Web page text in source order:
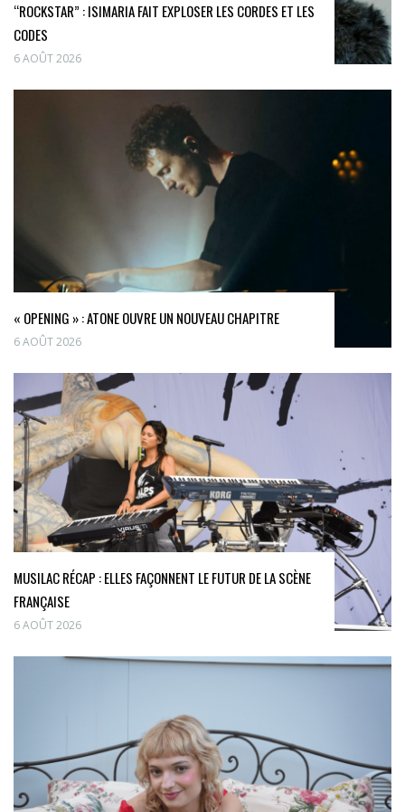
“ROCKSTAR” : ISIMARIA FAIT EXPLOSER LES CORDES ET LES
CODES
6 AOÛT 2026
« OPENING » : ATONE OUVRE UN NOUVEAU CHAPITRE
6 AOÛT 2026
MUSILAC RÉCAP : ELLES FAÇONNENT LE FUTUR DE LA SCÈNE
FRANÇAISE
6 AOÛT 2026